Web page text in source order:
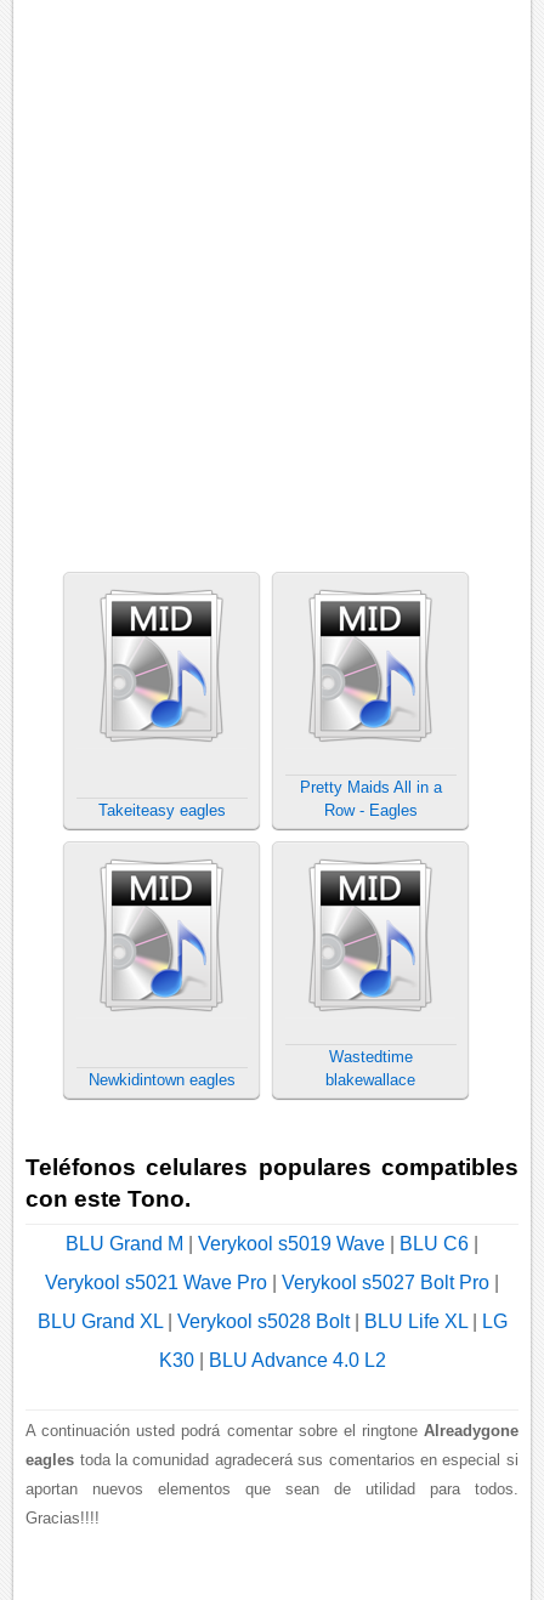
Takeiteasy eagles
Pretty Maids All in a
Row - Eagles
Newkidintown eagles
Wastedtime
blakewallace
Teléfonos celulares populares compatibles
con este Tono.
BLU Grand M Verykool s5019 Wave BLU C6
Verykool s5021 Wave Pro
Verykool s5027 Bolt Pro
BLU Grand XL| Verykool s5028 Bolt| BLU Life XL|
LG
K30| BLU Advance 4.0 L2
A continuación usted podrá comentar sobre el ringtone Alreadygone
eagles toda la comunidad agradecerá sus comentarios en especial si
aportan nuevos elementos que sean de utilidad para todos.
Gracias!!!!